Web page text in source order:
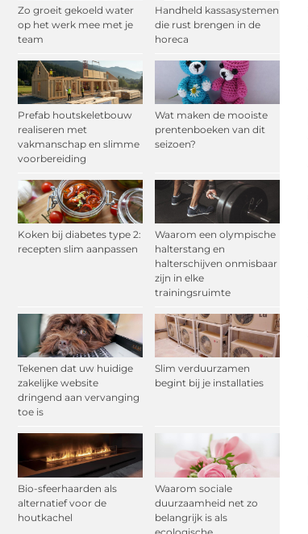
Zo groeit gekoeld water
op het werk mee met je
team
Handheld kassasystemen
die rust brengen in de
horeca
Prefab houtskeletbouw
realiseren met
vakmanschap en slimme
voorbereiding
Wat maken de mooiste
prentenboeken van dit
seizoen?
Koken bij diabetes type 2:
recepten slim aanpassen
Waarom een olympische
halterstang en
halterschijven onmisbaar
zijn in elke
trainingsruimte
Tekenen dat uw huidige
zakelijke website
dringend aan vervanging
toe is
Slim verduurzamen
begint bij je installaties
Bio-sfeerhaarden als
alternatief voor de
houtkachel
Waarom sociale
duurzaamheid net zo
belangrijk is als